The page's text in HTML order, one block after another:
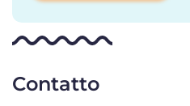
Contatto